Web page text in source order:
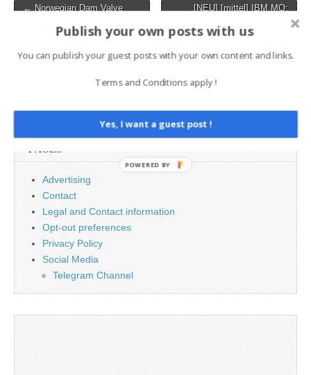
Post
navigation
← Norwegian Dam Valve
Cyberattack
[NEU] [mittel] IBM MQ:
Umgehen von
Sicherheitsvorkehrungen →
for:
PAGES
Advertising
Contact
Legal and Contact information
Opt-out preferences
Privacy Policy
Social Media
Telegram Channel
Publish your own posts with us
You can publish your guest posts with your own content and links.
Terms and Conditions apply !
Yes, I want a guest post !
POWERED BY